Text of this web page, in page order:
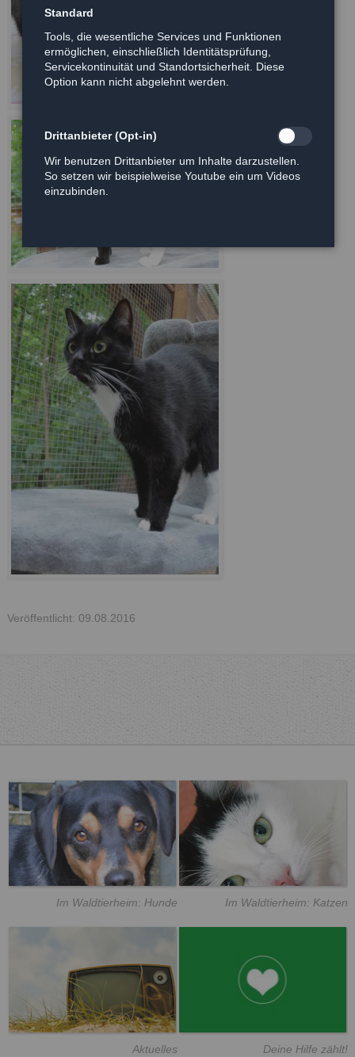
Veröffentlicht: 09.08.2016
Im Waldtierheim: Hunde Im Waldtierheim: Katzen
Aktuelles Deine Hilfe zählt!
Standard
Tools, die wesentliche Services und Funktionen
ermöglichen, einschließlich Identitätsprüfung,
Servicekontinuität und Standortsicherheit. Diese
Option kann nicht abgelehnt werden.
Drittanbieter (Opt-in)
Wir benutzen Drittanbieter um Inhalte darzustellen.
So setzen wir beispielweise Youtube ein um Videos
einzubinden.